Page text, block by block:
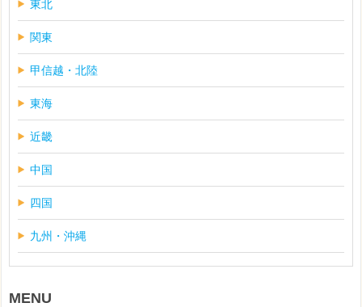
東北
関東
甲信越・北陸
東海
近畿
中国
四国
九州・沖縄
MENU